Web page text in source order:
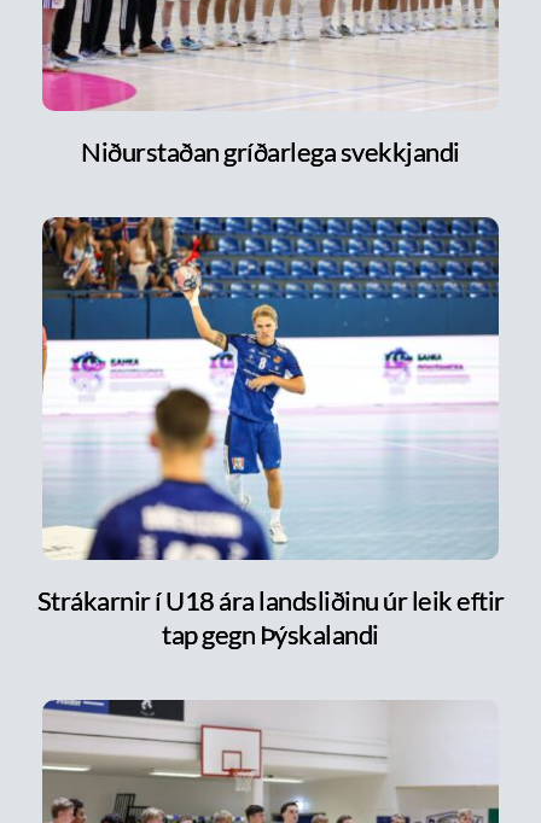
Niðurstaðan gríðarlega svekkjandi
Strákarnir í U18 ára landsliðinu úr leik eftir
tap gegn Þýskalandi